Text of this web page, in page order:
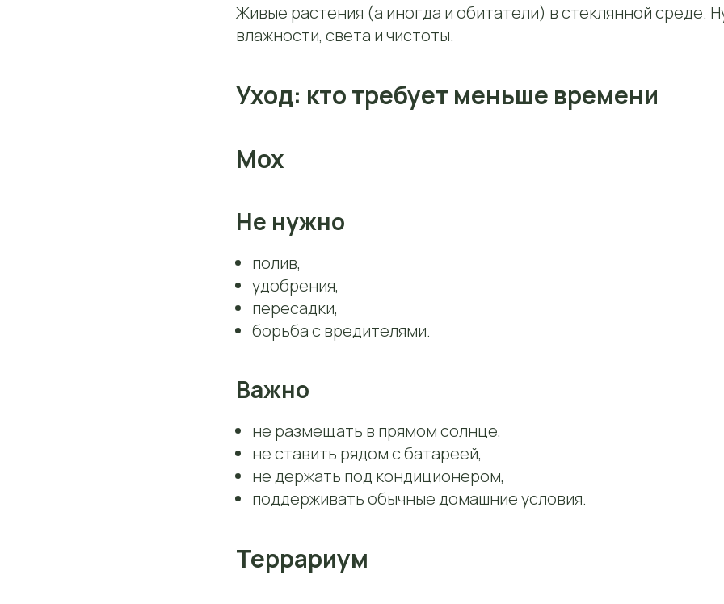
Живые растения (а иногда и обитатели) в стеклянной среде.
влажности, света и чистоты.
Уход: кто требует меньше времени
Мох
Не нужно
полив,
удобрения,
пересадки,
борьба с вредителями.
Важно
не размещать в прямом солнце,
не ставить рядом с батареей,
не держать под кондиционером,
поддерживать обычные домашние условия.
Террариум